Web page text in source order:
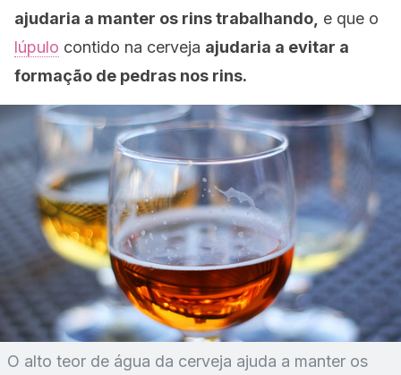
ajudaria a manter os rins trabalhando, e que o
lúpulo contido na cerveja ajudaria a evitar a
formação de pedras nos rins.
O alto teor de água da cerveja ajuda a manter os